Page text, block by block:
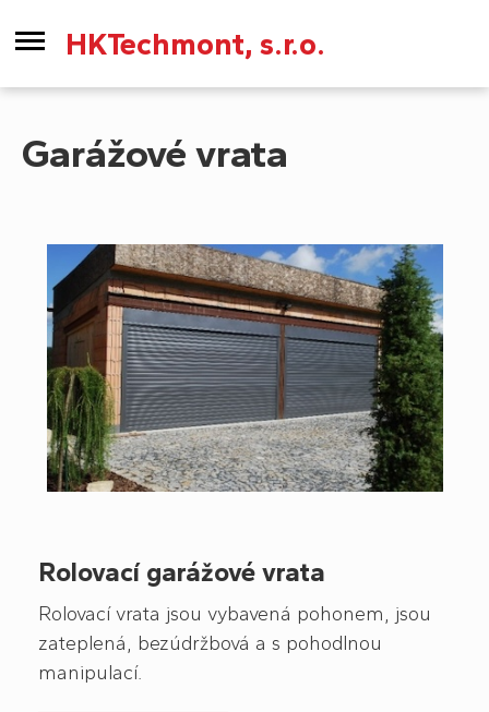
HKTechmont, s.r.o.
Garážové vrata
Rolovací garážové vrata
Rolovací vrata jsou vybavená pohonem, jsou
zateplená, bezúdržbová a s pohodlnou
manipulací.